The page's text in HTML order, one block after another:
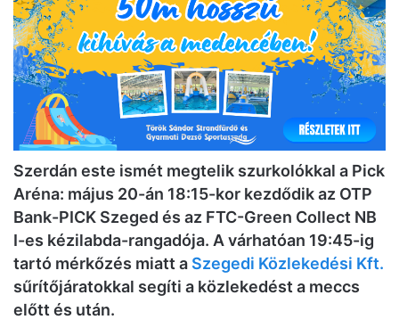
Szerdán este ismét megtelik szurkolókkal a Pick
Aréna: május 20-án 18:15-kor kezdődik az OTP
Bank-PICK Szeged és az FTC-Green Collect NB
I-es kézilabda-rangadója. A várhatóan 19:45-ig
tartó mérkőzés miatt a Szegedi Közlekedési Kft.
sűrítőjáratokkal segíti a közlekedést a meccs
előtt és után.